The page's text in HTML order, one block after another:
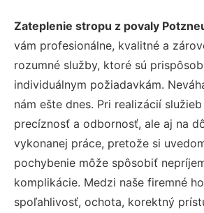
Zateplenie stropu z povaly
vám profesionálne, kvalitné a
rozumné služby, ktoré sú
individuálnym požiadavkám.
nám ešte dnes. Pri realizácií
precíznosť a odbornosť, ale aj na
vykonanej práce, pretože si
pochybenie môže spôsobiť
komplikácie. Medzi naše firemné
spoľahlivosť, ochota, korektný